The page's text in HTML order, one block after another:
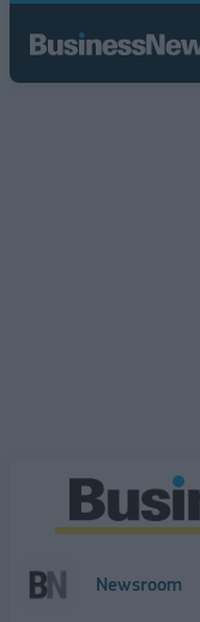
Newsroom